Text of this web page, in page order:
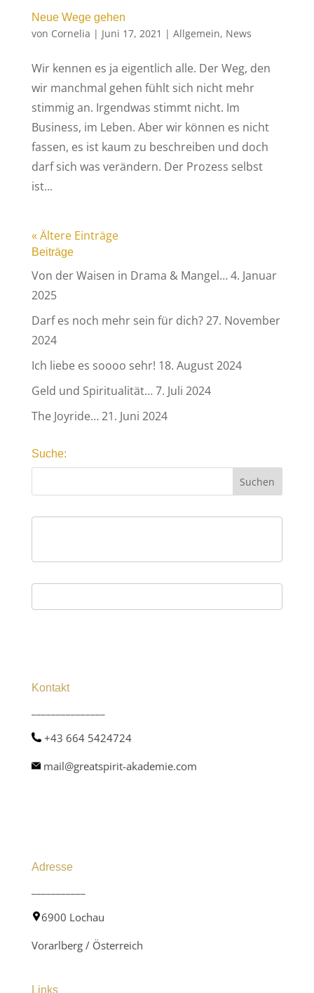
Neue Wege gehen
von Cornelia | Juni 17, 2021 | Allgemein, News
Wir kennen es ja eigentlich alle. Der Weg, den
wir manchmal gehen fühlt sich nicht mehr
stimmig an. Irgendwas stimmt nicht. Im
Business, im Leben. Aber wir können es nicht
fassen, es ist kaum zu beschreiben und doch
darf sich was verändern. Der Prozess selbst
ist...
« Ältere Einträge
Beiträge
Von der Waisen in Drama & Mangel…4. Januar
2025
Darf es noch mehr sein für dich?27. November
2024
Ich liebe es soooo sehr! 18. August 2024
Geld und Spiritualität…7. Juli 2024
The Joyride…21. Juni 2024
Suche:
Kontakt
+43 664 5424724
mail@greatspirit-akademie.com
Adresse
6900 Lochau
Vorarlberg / Österreich
Links